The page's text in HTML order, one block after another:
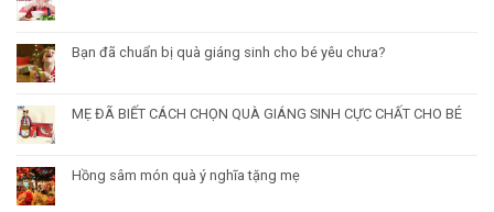
Bạn đã chuẩn bị quà giáng sinh cho bé yêu chưa?
MẸ ĐÃ BIẾT CÁCH CHỌN QUÀ GIÁNG SINH CỰC CHẤT CHO BÉ
Hồng sâm món quà ý nghĩa tặng mẹ